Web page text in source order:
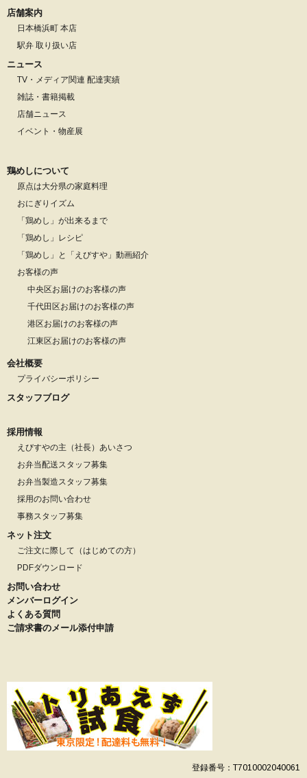
店舗案内
日本橋浜町 本店
駅弁 取り扱い店
ニュース
TV・メディア関連 配達実績
雑誌・書籍掲載
店舗ニュース
イベント・物産展
鶏めしについて
原点は大分県の家庭料理
おにぎりイズム
「鶏めし」が出来るまで
「鶏めし」レシピ
「鶏めし」と「えびすや」動画紹介
お客様の声
中央区お届けのお客様の声
千代田区お届けのお客様の声
港区お届けのお客様の声
江東区お届けのお客様の声
会社概要
プライバシーポリシー
スタッフブログ
採用情報
えびすやの主（社長）あいさつ
お弁当配送スタッフ募集
お弁当製造スタッフ募集
採用のお問い合わせ
事務スタッフ募集
ネット注文
ご注文に際して（はじめての方）
PDFダウンロード
お問い合わせ
メンバーログイン
よくある質問
ご請求書のメール添付申請
登録番号：T7010002040061